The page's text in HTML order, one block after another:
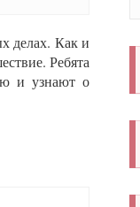
делах. Как и
Ребята
и узнают о